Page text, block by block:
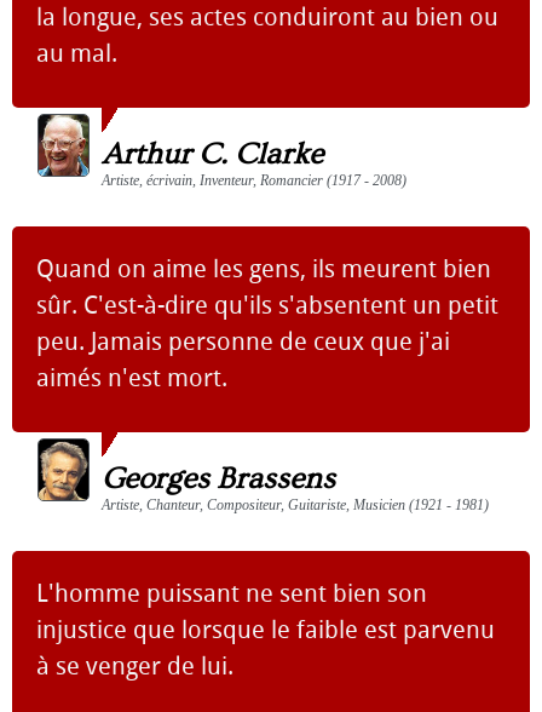
la longue, ses actes conduiront au bien ou
au mal.
Arthur C. Clarke
Artiste, écrivain, Inventeur, Romancier (1917 - 2008)
Quand on aime les gens, ils meurent bien
sûr. C'est-à-dire qu'ils s'absentent un petit
peu. Jamais personne de ceux que j'ai
aimés n'est mort.
Georges Brassens
Artiste, Chanteur, Compositeur, Guitariste, Musicien (1921 - 1981)
L'homme puissant ne sent bien son
injustice que lorsque le faible est parvenu
à se venger de lui.